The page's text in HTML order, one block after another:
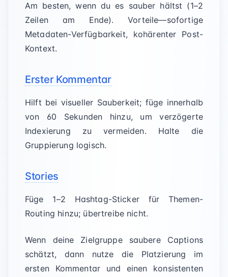
Am besten, wenn du es sauber hältst (1–2
Zeilen am Ende). Vorteile—sofortige
Metadaten-Verfügbarkeit, kohärenter Post-
Kontext.
Erster Kommentar
Hilft bei visueller Sauberkeit; füge innerhalb
von 60 Sekunden hinzu, um verzögerte
Indexierung zu vermeiden. Halte die
Gruppierung logisch.
Stories
Füge 1–2 Hashtag-Sticker für Themen-
Routing hinzu; übertreibe nicht.
Wenn deine Zielgruppe saubere Captions
schätzt, dann nutze die Platzierung im
ersten Kommentar und einen konsistenten